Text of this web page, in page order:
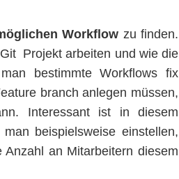
Workflow zu finden.
Projekt arbeiten und wie die
bestimmte Workflows fix
branch anlegen müssen,
Interessant ist in diesem
beispielsweise einstellen,
an Mitarbeitern diesem